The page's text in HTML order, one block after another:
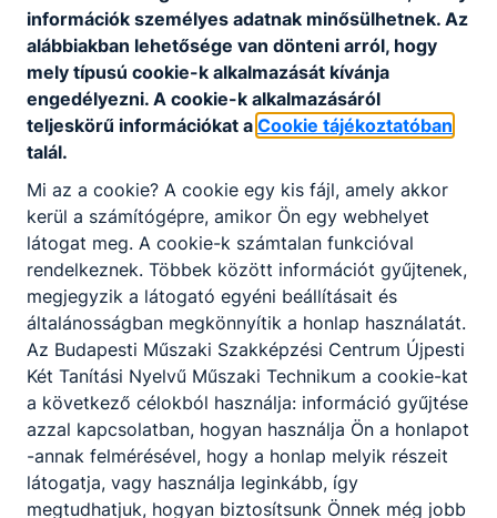
különböző ünnepélyek, melyek a történelem
változásaival együtt változtak, egyedül március
15-ét ünnepelték meg minden esztendőben. Sok
tanulmányi kirándulást, gyárlátogatást szerveztek,
-történelmi, iparművészeti és műszaki tanulmányi
célzattal-. Az iskola jellegének átalakulása 1934-
tolódott el, 1941-42-es tanévtől kezdve gépészeti
tagozattal működő felsőipariskolává alakult át,
melybe bekerülni csak komoly felvételi vizsgával,
egy év szakmai gyakorlat után lehetett. 1942-ben
költözött épületünkbe a budapesti felsőipariskola
faipari tagozata is. Ebben az évben alakult meg a
sportkör, az iskolai zenekar, a fiatalok maguk
rendezték az udvart esténként kemény kubikus
munkával, kialakították a sportpályát. Az újpesti
gyárak, üzemek, egyszerű újpesti polgárok
kisebb-nagyobb ajándékokkal, a tanulásban
használható anyagokkal, szemléltető eszközökkel,
információk személyes adatnak minősülhetnek. Az
alábbiakban lehetősége van dönteni arról, hogy
mely típusú cookie-k alkalmazását kívánja
engedélyezni. A cookie-k alkalmazásáról
teljeskörű információkat a Cookie tájékoztatóban
talál.
Mi az a cookie? A cookie egy kis fájl, amely akkor
kerül a számítógépre, amikor Ön egy webhelyet
látogat meg. A cookie-k számtalan funkcióval
rendelkeznek. Többek között információt gyűjtenek,
megjegyzik a látogató egyéni beállításait és
általánosságban megkönnyítik a honlap használatát.
Az Budapesti Műszaki Szakképzési Centrum Újpesti
Két Tanítási Nyelvű Műszaki Technikum a cookie-kat
a következő célokból használja: információ gyűjtése
azzal kapcsolatban, hogyan használja Ön a honlapot
-annak felmérésével, hogy a honlap melyik részeit
látogatja, vagy használja leginkább, így
megtudhatjuk, hogyan biztosítsunk Önnek még jobb